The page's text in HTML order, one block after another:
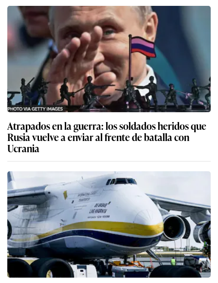
Atrapados en la guerra: los soldados heridos que
Rusia vuelve a enviar al frente de batalla con
Ucrania